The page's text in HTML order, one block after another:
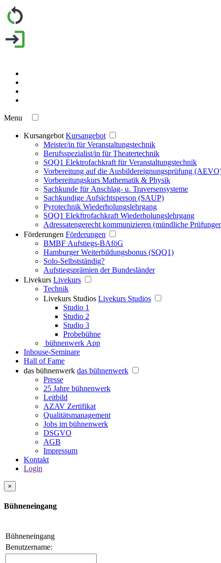
Menu
Kursangebot Kursangebot
Meister/in für Veranstaltungstechnik
Berufsspezialist/in für Theatertechnik
SQQ1 Elektrofachkraft für Veranstaltungstechnik
Vorbereitung auf die Ausbildereignungsprüfung
Vorbereitungskurs Mathematik & Physik
Sachkunde für Anschlag- u. Traversensysteme
Sachkundige Aufsichtsperson (SAUP)
Pyrotechnik Wiederholungslehrgang
SQQ1 Elekftrofachkraft Wiederholungslehrgang
Adressatengerecht kommunizieren (mündliche
Förderungen Förderungen
BMBF Aufstiegs-BAföG
Hamburger Weiterbildungsbonus (SQQ1)
Solo-Selbstständig?
Aufstiegsprämien der Bundesländer
Livekurs Livekurs
Technik
Livekurs Studios Livekurs Studios
Studio 1
Studio 2
Studio 3
Probebühne
bühnenwerk App
Inhouse-Seminare
Hall of Fame
das bühnenwerk das bühnenwerk
Presse
25 Jahre bühnenwerk
Leitbild
AZAV Zertifikat
Qualitätsmanagement
Jobs im bühnenwerk
DSGVO
AGB
Impressum
Kontakt
Login
×
Bühneneingang
Bühneneingang
Benutzername: